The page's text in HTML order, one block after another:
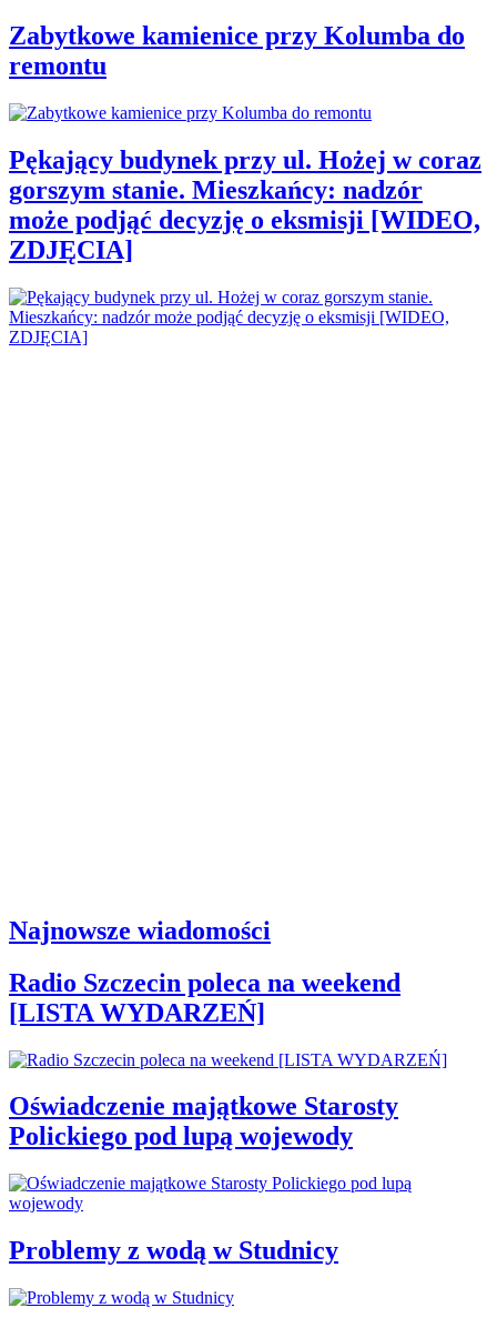
Zabytkowe kamienice przy Kolumba do
remontu
Pękający budynek przy ul. Hożej w coraz
gorszym stanie. Mieszkańcy: nadzór
może podjąć decyzję o eksmisji [WIDEO,
ZDJĘCIA]
Najnowsze wiadomości
Radio Szczecin poleca na weekend
[LISTA WYDARZEŃ]
Oświadczenie majątkowe Starosty
Polickiego pod lupą wojewody
Problemy z wodą w Studnicy